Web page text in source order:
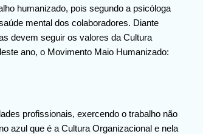
humanizado, pois segundo a psicóloga
mental dos colaboradores. Diante
devem seguir os valores da Cultura
ano, o Movimento Maio Humanizado:
profissionais, exercendo o trabalho não
azul que é a Cultura Organizacional e nela